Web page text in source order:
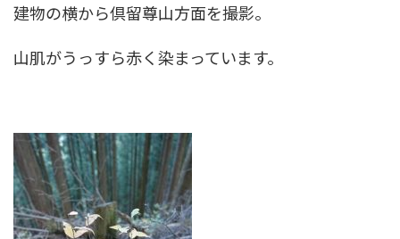
建物の横から倶留尊山方面を撮影。
山肌がうっすら赤く染まっています。